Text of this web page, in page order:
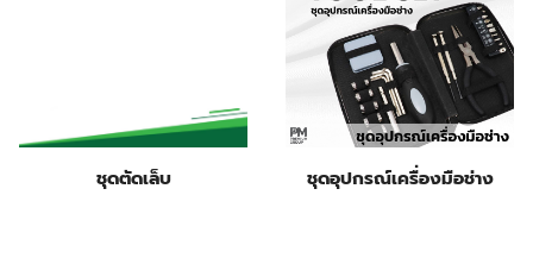
ชุดตัดเล็บ ชุดอุปกรณ์เครื่องมือช่าง